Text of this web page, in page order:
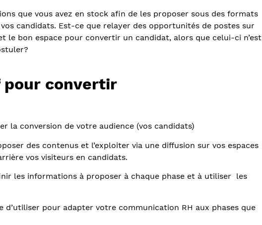
que vous avez en stock afin de les proposer sous des formats
candidats. Est-ce que relayer des opportunités de postes sur
le bon espace pour convertir un candidat, alors que celui-ci n’est
convertir
la conversion de votre audience (vos candidats)
des contenus et l’exploiter via une diffusion sur vos espaces
vos visiteurs en candidats.
les informations à proposer à chaque phase et à utiliser les
d’utiliser pour adapter votre communication RH aux phases que